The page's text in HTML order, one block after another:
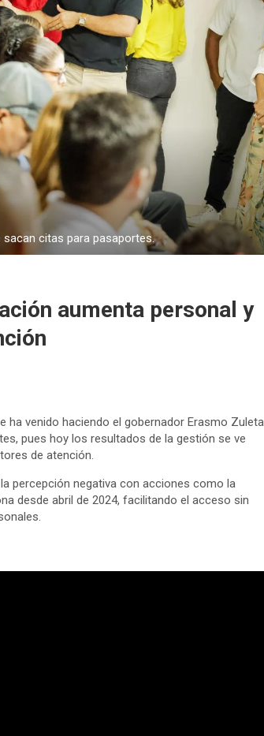
citas para pasaportes.
aumenta personal y
ha venido haciendo el gobernador Erasmo Zuleta
pues hoy los resultados de la gestión se ve
de atención.
percepción negativa con acciones como la
desde abril de 2024, facilitando el acceso sin